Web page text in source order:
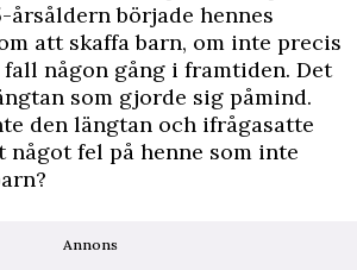
årsåldern började hennes
att skaffa barn, om inte precis
någon gång i framtiden. Det
som gjorde sig påmind.
den längtan och ifrågasatte
något fel på henne som inte
Annons